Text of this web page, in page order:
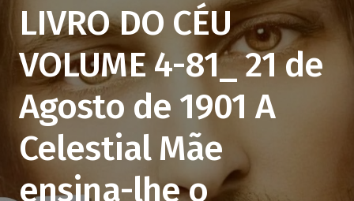
LIVRO DO CÉU
VOLUME 4-81_ 21 de
Agosto de 1901 A
Celestial Mãe
ensina-lhe o